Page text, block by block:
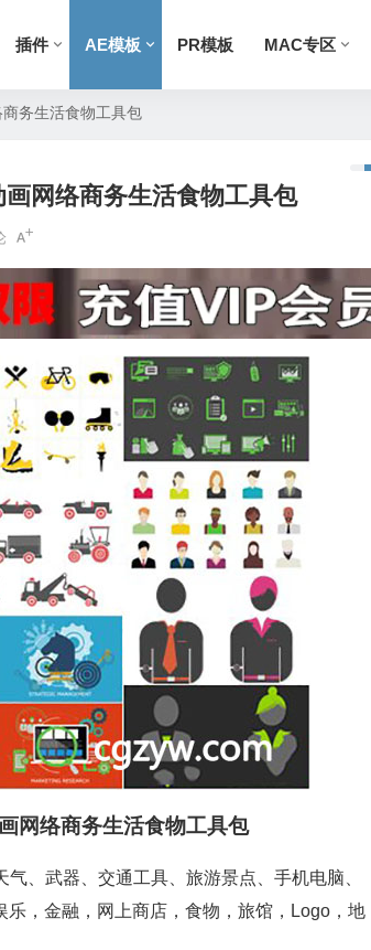
插件 AE模板 PR模板 MAC专区
务生活食物工具包
网络商务生活食物工具包
网络商务生活食物工具包
、武器、交通工具、旅游景点、手机电脑、
，金融，网上商店，食物，旅馆，Logo，地